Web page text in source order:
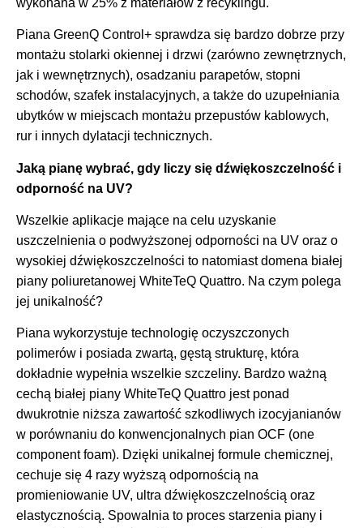
wykonana w 25% z materiałów z recyklingu.
Piana GreenQ Control+ sprawdza się bardzo dobrze przy
montażu stolarki okiennej i drzwi (zarówno zewnętrznych,
jak i wewnętrznych), osadzaniu parapetów, stopni
schodów, szafek instalacyjnych, a także do uzupełniania
ubytków w miejscach montażu przepustów kablowych,
rur i innych dylatacji technicznych.
Jaką pianę wybrać, gdy liczy się dźwiękoszczelność i
odporność na UV?
Wszelkie aplikacje mające na celu uzyskanie
uszczelnienia o podwyższonej odporności na UV oraz o
wysokiej dźwiękoszczelności to natomiast domena białej
piany poliuretanowej WhiteTeQ Quattro. Na czym polega
jej unikalność?
Piana wykorzystuje technologię oczyszczonych
polimerów i posiada zwartą, gęstą strukturę, która
dokładnie wypełnia wszelkie szczeliny. Bardzo ważną
cechą białej piany WhiteTeQ Quattro jest ponad
dwukrotnie niższa zawartość szkodliwych izocyjanianów
w porównaniu do konwencjonalnych pian OCF (one
component foam). Dzięki unikalnej formule chemicznej,
cechuje się 4 razy wyższą odpornością na
promieniowanie UV, ultra dźwiękoszczelnością oraz
elastycznością. Spowalnia to proces starzenia piany i